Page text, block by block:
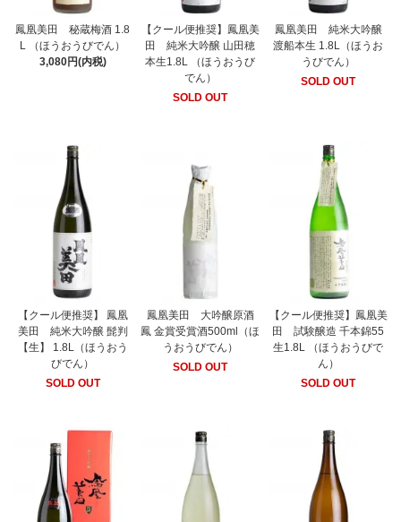
鳳凰美田 秘蔵梅酒 1.8
L （ほうおうびでん）
3,080円(内税)
【クール便推奨】鳳凰美
田 純米大吟醸 山田穂
本生1.8L （ほうおうび
でん）
SOLD OUT
鳳凰美田 純米大吟醸
渡船本生 1.8L（ほうお
うびでん）
SOLD OUT
【クール便推奨】 鳳凰
美田 純米大吟醸 髭判
【生】 1.8L（ほうおう
びでん）
SOLD OUT
鳳凰美田 大吟醸原酒
鳳 金賞受賞酒500ml（ほ
うおうびでん）
SOLD OUT
【クール便推奨】鳳凰美
田 試験醸造 千本錦55
生1.8L （ほうおうびで
ん）
SOLD OUT